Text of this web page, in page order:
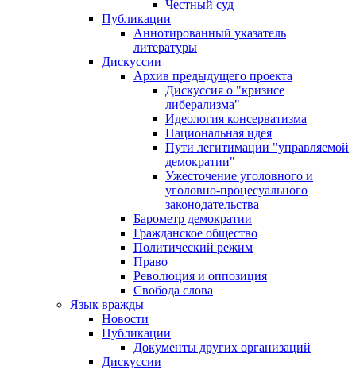
Честный суд
Публикации
Аннотированный указатель
литературы
Дискуссии
Архив предыдущего проекта
Дискуссия о "кризисе
либерализма"
Идеология консерватизма
Национальная идея
Пути легитимации "управляемой
демократии"
Ужесточение уголовного и
уголовно-процесуального
законодательства
Барометр демократии
Гражданское общество
Политический режим
Право
Революция и оппозиция
Свобода слова
Язык вражды
Новости
Публикации
Документы других организаций
Дискуссии